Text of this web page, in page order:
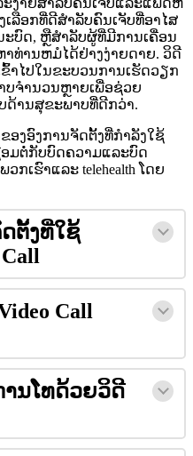
ງເລອກທດສາລບຄນເຈບທອາໄສ
ະບດ, ຫສາລບຜທມການເຄອນ
າທານຫມໄດຢາງງາຍດາຍ. ວດ
ຂາໄປໃນຂະບວນການເຮດວຽກ
າບຈານວນຫາຍເພອຊວຍ
ດານສຂະພາບທດກວາ.
ຂອງອງການຈດຕງທກາລງໃຊ
ອມຕກບບດຄວາມແລະບດ
ພວກເຮາແລະ telehealth ໂດຍ
ດຕງທໃຊ
Call
Call
ານໂທດວຍວດ